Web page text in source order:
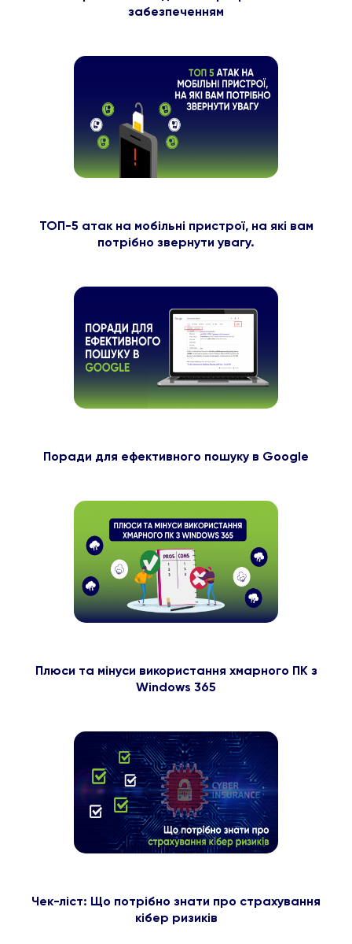
забезпеченням
ТОП-5 атак на мобільні пристрої, на які вам
потрібно звернути увагу.
Поради для ефективного пошуку в Google
Плюси та мінуси використання хмарного ПК з
Windows 365
Чек-ліст: Що потрібно знати про страхування
кібер ризиків